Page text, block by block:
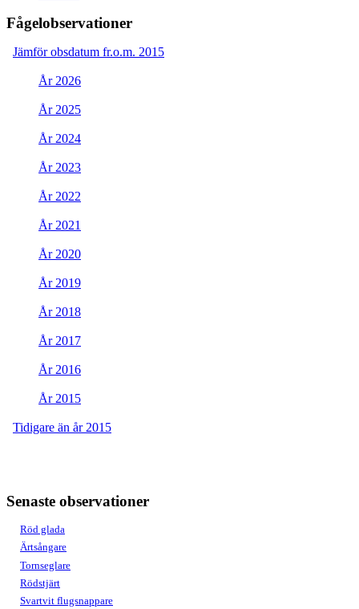
Fågelobservationer
Jämför obsdatum fr.o.m. 2015
År 2026
År 2025
År 2024
År 2023
År 2022
År 2021
År 2020
År 2019
År 2018
År 2017
År 2016
År 2015
Tidigare än år 2015
Senaste observationer
Röd glada
Ärtsångare
Tornseglare
Rödstjärt
Svartvit flugsnappare